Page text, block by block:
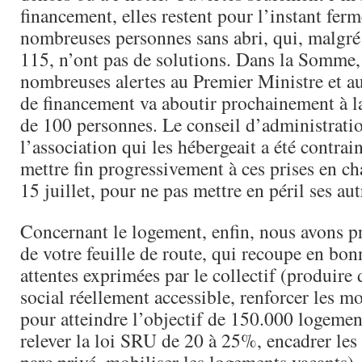
financement, elles restent pour l’instant
nombreuses personnes sans abri, qui,
115, n’ont pas de solutions. Dans la
nombreuses alertes au Premier Ministre et
de financement va aboutir prochainement à
de 100 personnes. Le conseil
l’association qui les hébergeait a été
mettre fin progressivement à ces prises en
15 juillet, pour ne pas mettre en péril ses
Concernant le logement, enfin, nous avons
de votre feuille de route, qui recoupe en
attentes exprimées par le collectif (produire
social réellement accessible, renforcer les
pour atteindre l’objectif de 150.000
relever la loi SRU de 20 à 25%, encadrer